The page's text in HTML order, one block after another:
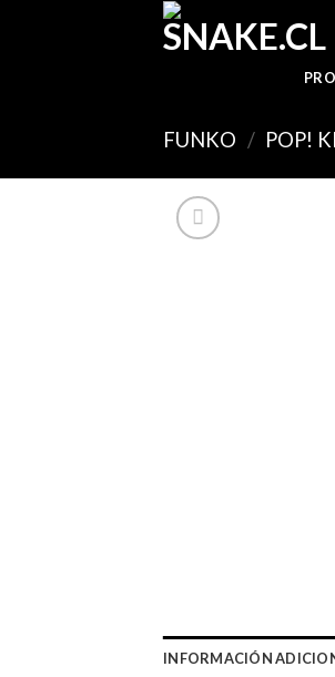
FUNKO / POP!
INFORMACIÓN